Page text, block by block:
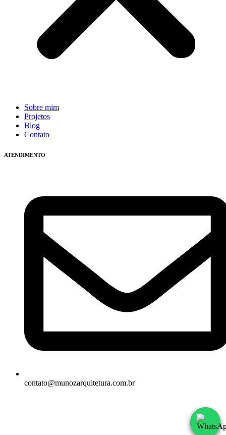
Sobre mim
Projetos
Blog
Contato
ATENDIMENTO
contato@munozarquitetura.com.br